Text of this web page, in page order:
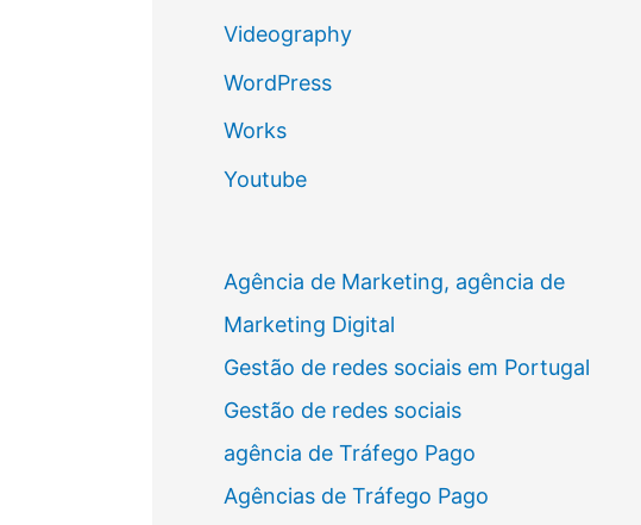
Videography
WordPress
Works
Youtube
Agência de Marketing, agência de
Marketing Digital
Gestão de redes sociais em Portugal
Gestão de redes sociais
agência de Tráfego Pago
Agências de Tráfego Pago